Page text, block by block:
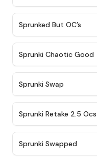
Sprunked But OC’s
★ 4.7
Sprunki Chaotic Good
Sprunki Swap
★ 4.6
Sprunki Retake 2.5 Ocs
Sprunki Swapped